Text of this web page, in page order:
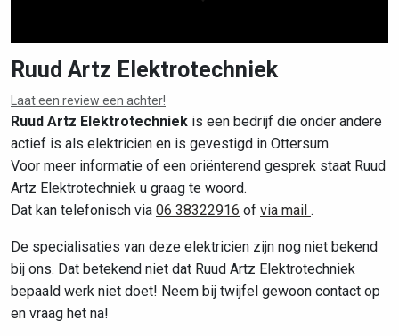
Leaflet |©OpenStreetMapcontributors
Ruud Artz Elektrotechniek
Laat een review een achter!
Ruud Artz Elektrotechniek is een bedrijf die onder andere
actief is als elektricien en is gevestigd in Ottersum.
Voor meer informatie of een oriënterend gesprek staat Ruud
Artz Elektrotechniek u graag te woord.
Dat kan telefonisch via 06 38322916 of via mail .
De specialisaties van deze elektricien zijn nog niet bekend
bij ons. Dat betekend niet dat Ruud Artz Elektrotechniek
bepaald werk niet doet! Neem bij twijfel gewoon contact op
en vraag het na!